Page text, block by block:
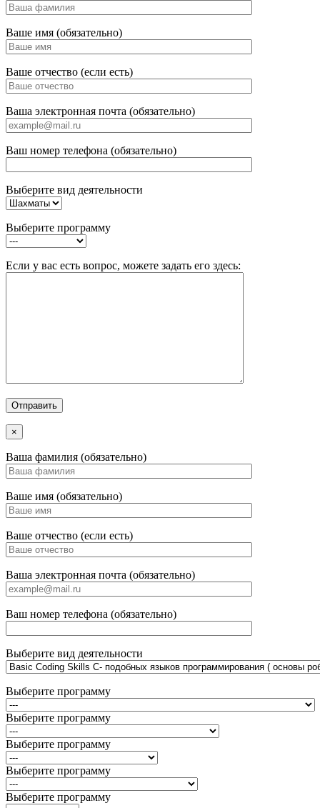
Ваше имя (обязательно)
Ваше отчество (если есть)
Ваша электронная почта (обязательно)
Ваш номер телефона (обязательно)
Выберите вид деятельности
Выберите программу
Если у вас есть вопрос, можете задать его здесь:
×
Ваша фамилия (обязательно)
Ваше имя (обязательно)
Ваше отчество (если есть)
Ваша электронная почта (обязательно)
Ваш номер телефона (обязательно)
Выберите вид деятельности
Выберите программу
Выберите программу
Выберите программу
Выберите программу
Выберите программу